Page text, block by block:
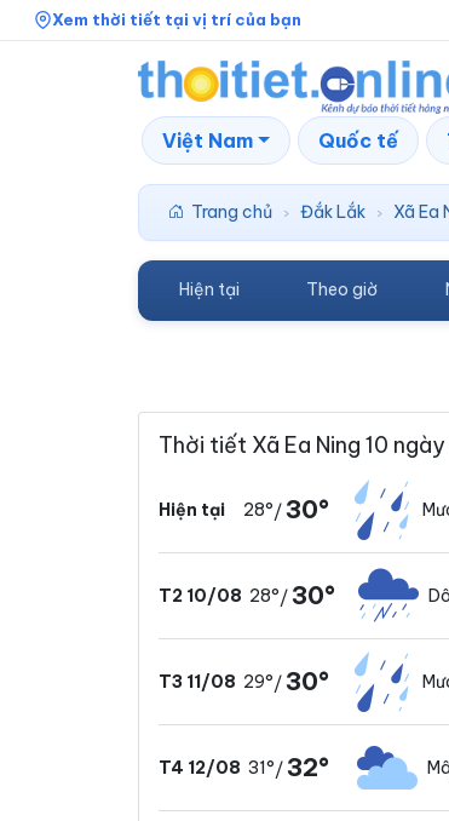
Xem thời tiết tại vị trí của bạn
Việt Nam Quốc tế
Trang chủ › Đắk Lắk › Xã Ea
Hiện tại Theo giờ
Thời tiết Xã Ea Ning 10
Hiện tại 28°/30°
T2 10/08 28°/30°
T3 11/08 29°/30°
T4 12/08 31°/32°